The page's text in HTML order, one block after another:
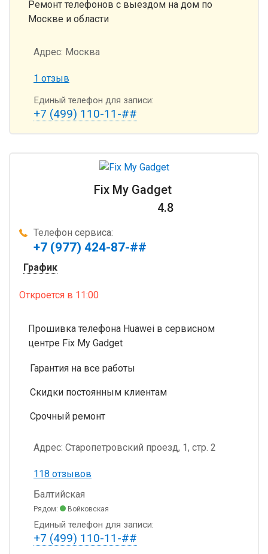
Ремонт телефонов с выездом на дом по
Москве и области
Адрес: Москва
1 отзыв
Единый телефон для записи:
+7 (499) 110-11-##
Fix My Gadget
4.8
Телефон сервиса:
+7 (977) 424-87-##
График
Откроется в 11:00
Прошивка телефона Huawei в сервисном
центре Fix My Gadget
Гарантия на все работы
Скидки постоянным клиентам
Срочный ремонт
Адрес: Старопетровский проезд, 1, стр. 2
118 отзывов
Балтийская
Рядом: Войковская
Единый телефон для записи:
+7 (499) 110-11-##